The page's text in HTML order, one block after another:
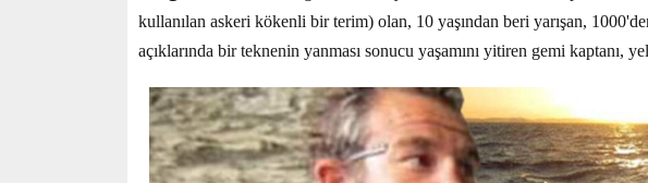
kullanılan askeri kökenli bir terim) olan, 10 yaşından beri yarışan,
açıklarında bir teknenin yanması sonucu yaşamını yitiren gemi kaptanı,